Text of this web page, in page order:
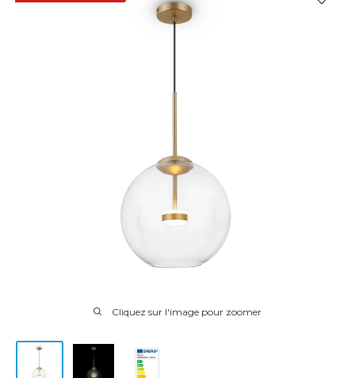
Cliquez sur l'image pour zoomer